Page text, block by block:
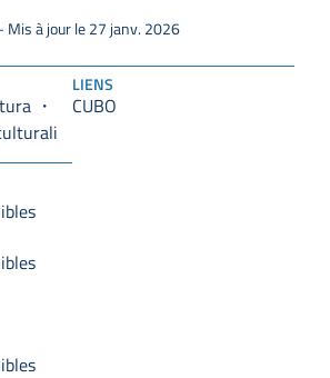
LIENS
CUBO
à jour le 27 janv. 2026